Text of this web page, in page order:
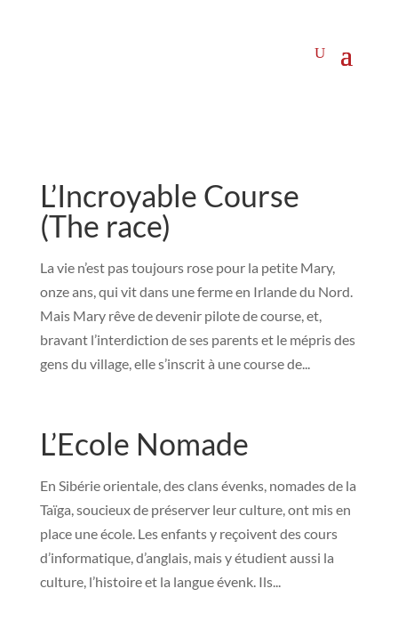
L’Incroyable Course
(The race)
La vie n’est pas toujours rose pour la petite Mary,
onze ans, qui vit dans une ferme en Irlande du Nord.
Mais Mary rêve de devenir pilote de course, et,
bravant l’interdiction de ses parents et le mépris des
gens du village, elle s’inscrit à une course de...
L’Ecole Nomade
En Sibérie orientale, des clans évenks, nomades de la
Taïga, soucieux de préserver leur culture, ont mis en
place une école. Les enfants y reçoivent des cours
d’informatique, d’anglais, mais y étudient aussi la
culture, l’histoire et la langue évenk. Ils...